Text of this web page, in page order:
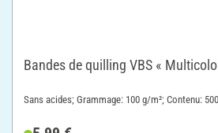
Bandes de quilling VBS «
Sans acides; Grammage: 100 g/m²; Contenu: